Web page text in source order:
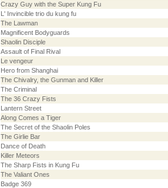
Crazy Guy with the Super Kung Fu
L' Invincible trio du kung fu
The Lawman
Magnificent Bodyguards
Shaolin Disciple
Assault of Final Rival
Le vengeur
Hero from Shanghai
The Chivalry, the Gunman and Killer
The Criminal
The 36 Crazy Fists
Lantern Street
Along Comes a Tiger
The Secret of the Shaolin Poles
The Girlie Bar
Dance of Death
Killer Meteors
The Sharp Fists in Kung Fu
The Valiant Ones
Badge 369